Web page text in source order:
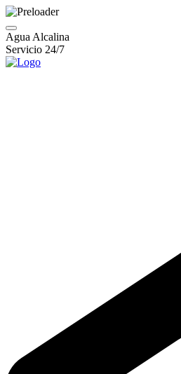
Agua Alcalina
Servicio 24/7